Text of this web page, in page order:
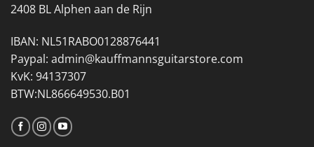
2408 BL Alphen aan de Rijn
IBAN: NL51RABO0128876441
Paypal: admin@kauffmannsguitarstore.com
KvK: 94137307
BTW:NL866649530.B01